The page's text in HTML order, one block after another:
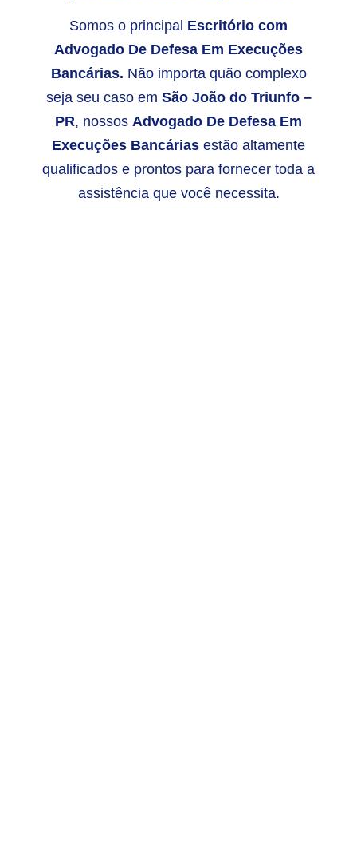
Somos o principal Escritório com
Advogado De Defesa Em Execuções
Bancárias. Não importa quão complexo
seja seu caso em São João do Triunfo –
PR, nossos Advogado De Defesa Em
Execuções Bancárias estão altamente
qualificados e prontos para fornecer toda a
assistência que você necessita.